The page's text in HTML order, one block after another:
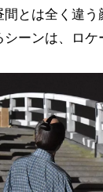
間とは全く違
ーンは、ロケ